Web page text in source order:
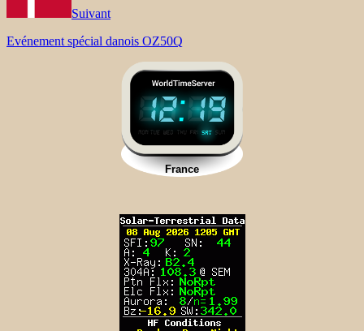
Suivant
Evénement spécial danois OZ50Q